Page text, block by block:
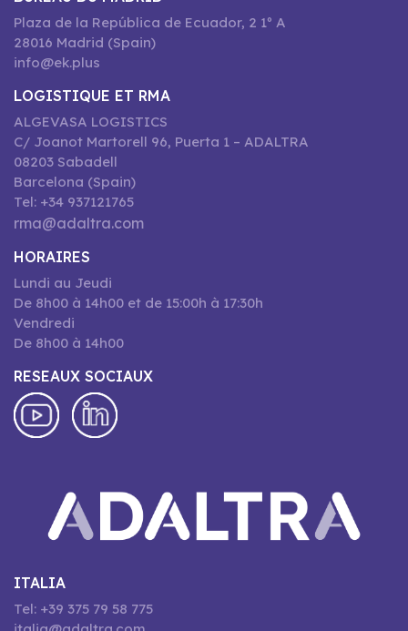
Plaza de la República de Ecuador, 2 1º A
28016 Madrid (Spain)
info@ek.plus
LOGISTIQUE ET RMA
ALGEVASA LOGISTICS
C/ Joanot Martorell 96, Puerta 1 – ADALTRA
08203 Sabadell
Barcelona (Spain)
Tel: +34 937121765
rma@adaltra.com
HORAIRES
Lundi au Jeudi
De 8h00 à 14h00 et de 15:00h à 17:30h
Vendredi
De 8h00 à 14h00
RESEAUX SOCIAUX
ITALIA
Tel: +39 375 79 58 775